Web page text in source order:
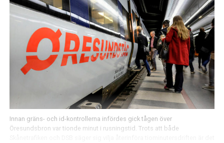
Innan gräns- och id-kontrollerna infördes gick tågen över
Öresundsbron var tionde minut i rusningstid. Trots att både